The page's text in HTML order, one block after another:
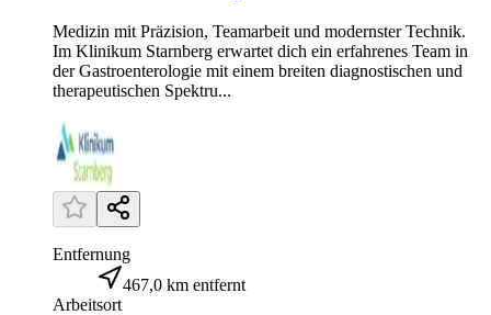
Medizin mit Präzision, Teamarbeit und modernster Technik.
Im Klinikum Starnberg erwartet dich ein erfahrenes Team in
der Gastroenterologie mit einem breiten diagnostischen und
therapeutischen Spektru...
Entfernung
467,0 km entfernt
Arbeitsort